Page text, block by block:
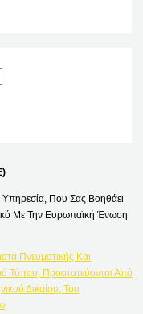
Που Σας Βοηθάει
Με Την Ευρωπαϊκή Ένωση
Πνευματικής Και
Τόπου, Προστατεύονται Από
Δικαίου, Του